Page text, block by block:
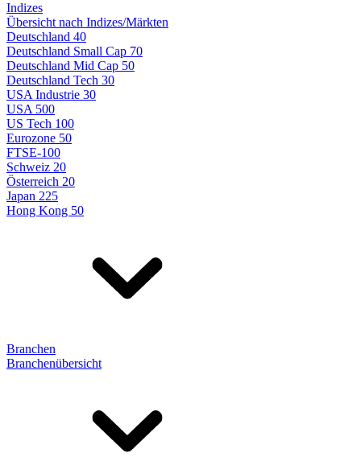
Indizes
Übersicht nach Indizes/Märkten
Deutschland 40
Deutschland Small Cap 70
Deutschland Mid Cap 50
Deutschland Tech 30
USA Industrie 30
USA 500
US Tech 100
Eurozone 50
FTSE-100
Schweiz 20
Österreich 20
Japan 225
Hong Kong 50
Branchen
Branchenübersicht